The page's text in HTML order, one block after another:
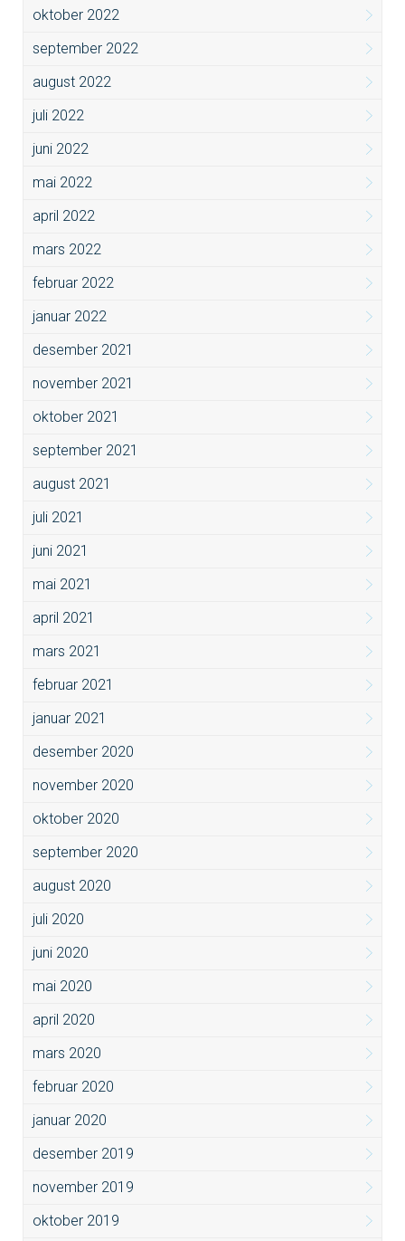
oktober 2022
september 2022
august 2022
juli 2022
juni 2022
mai 2022
april 2022
mars 2022
februar 2022
januar 2022
desember 2021
november 2021
oktober 2021
september 2021
august 2021
juli 2021
juni 2021
mai 2021
april 2021
mars 2021
februar 2021
januar 2021
desember 2020
november 2020
oktober 2020
september 2020
august 2020
juli 2020
juni 2020
mai 2020
april 2020
mars 2020
februar 2020
januar 2020
desember 2019
november 2019
oktober 2019